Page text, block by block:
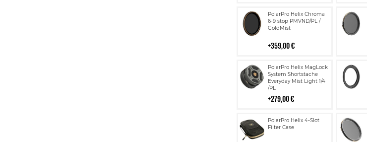
PolarPro Helix Chroma
6-9 stop PMVND/PL /
GoldMist
359,00 €
Lisää
ostoskoriin
PolarPro Helix MagLock
System Shortstache
Everyday Mist Light 1/4
/PL
279,00 €
Lisää
ostoskoriin
PolarPro Helix 4-Slot
Filter Case
Lisää
ostoskoriin